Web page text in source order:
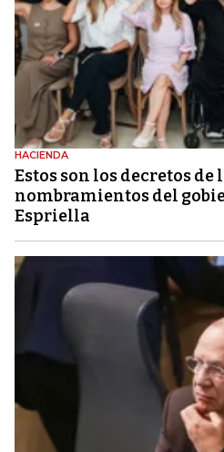
HACIENDA
Estos son los decretos
nombramientos del
Espriella